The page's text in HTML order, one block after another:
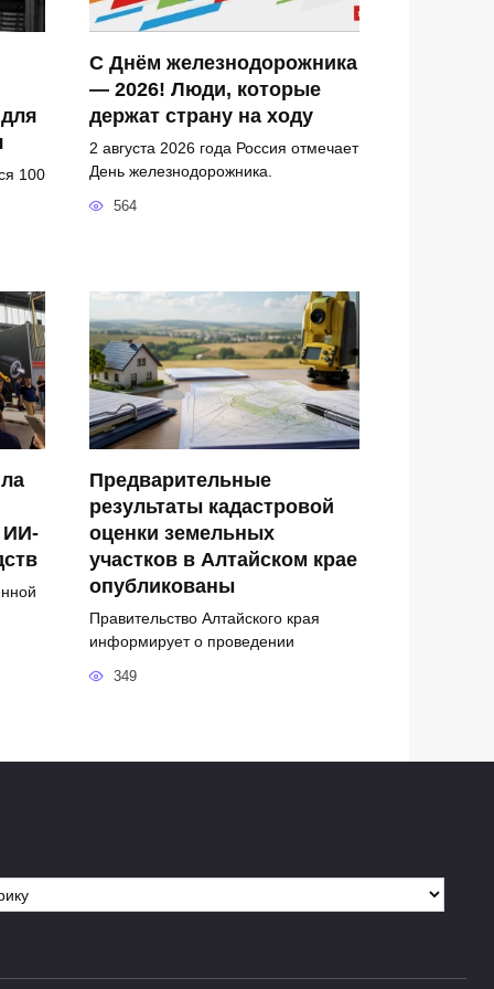
100
С Днём железнодорожника
— 2026! Люди, которые
держат страну на ходу
2 августа 2026 года Россия отмечает
День железнодорожника.
564
ИИ-
Предварительные
результаты кадастровой
оценки земельных
участков в Алтайском крае
опубликованы
Правительство Алтайского края
информирует о проведении
349